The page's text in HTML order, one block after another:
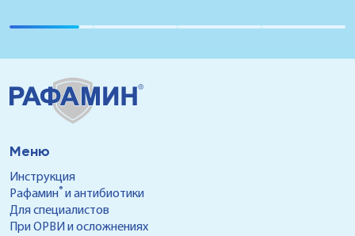
Меню
Инструкция
Рафамин® и антибиотики
Для специалистов
При ОРВИ и осложнениях